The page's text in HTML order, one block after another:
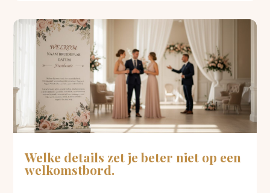
Welke details zet je beter niet op een
welkomstbord.